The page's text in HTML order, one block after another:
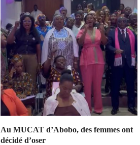
Au MUCAT d’Abobo, des femmes ont
décidé d’oser